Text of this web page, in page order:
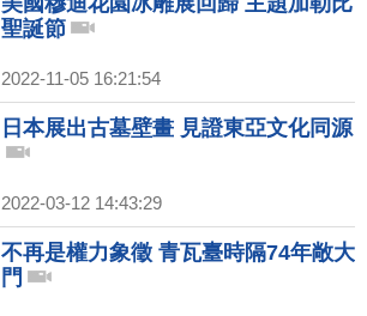
聖誕節
2022-11-05 16:21:54
日本展出古墓壁畫 見證東亞文化同源
2022-03-12 14:43:29
不再是權力象徵 青瓦臺時隔74年敞大
門